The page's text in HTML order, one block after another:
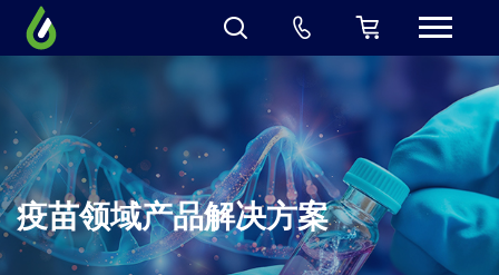
疫苗领域产品解决方案